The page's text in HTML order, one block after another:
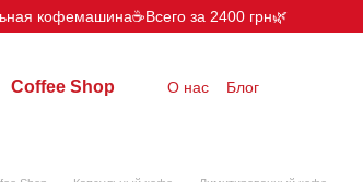
кофемашина☕️Всего за 2400 грн🌿
Coffee Shop О нас Блог